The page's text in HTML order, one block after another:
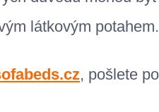
látkovým
, pošlete